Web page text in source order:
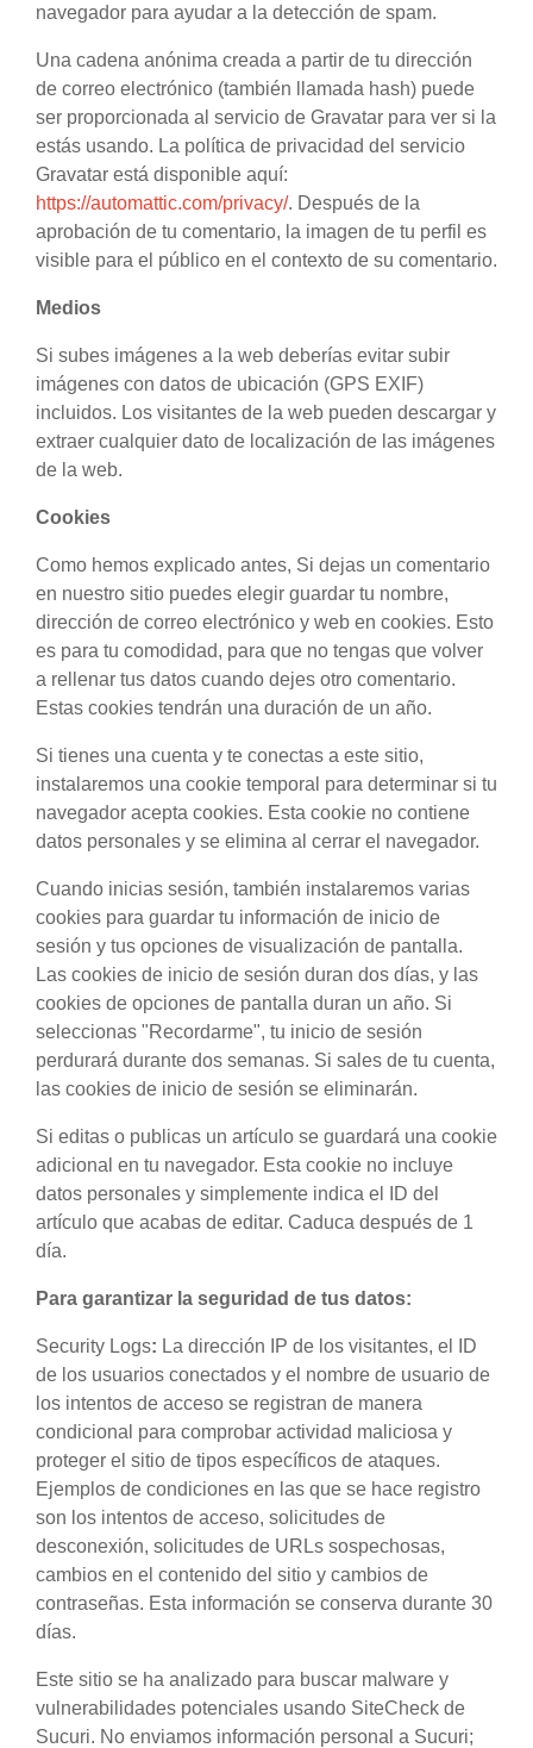
navegador para ayudar a la detección de spam.
Una cadena anónima creada a partir de tu dirección
de correo electrónico (también llamada hash) puede
ser proporcionada al servicio de Gravatar para ver si la
estás usando. La política de privacidad del servicio
Gravatar está disponible aquí:
https://automattic.com/privacy/. Después de la
aprobación de tu comentario, la imagen de tu perfil es
visible para el público en el contexto de su comentario.
Medios
Si subes imágenes a la web deberías evitar subir
imágenes con datos de ubicación (GPS EXIF)
incluidos. Los visitantes de la web pueden descargar y
extraer cualquier dato de localización de las imágenes
de la web.
Cookies
Como hemos explicado antes, Si dejas un comentario
en nuestro sitio puedes elegir guardar tu nombre,
dirección de correo electrónico y web en cookies. Esto
es para tu comodidad, para que no tengas que volver
a rellenar tus datos cuando dejes otro comentario.
Estas cookies tendrán una duración de un año.
Si tienes una cuenta y te conectas a este sitio,
instalaremos una cookie temporal para determinar si tu
navegador acepta cookies. Esta cookie no contiene
datos personales y se elimina al cerrar el navegador.
Cuando inicias sesión, también instalaremos varias
cookies para guardar tu información de inicio de
sesión y tus opciones de visualización de pantalla.
Las cookies de inicio de sesión duran dos días, y las
cookies de opciones de pantalla duran un año. Si
seleccionas "Recordarme", tu inicio de sesión
perdurará durante dos semanas. Si sales de tu cuenta,
las cookies de inicio de sesión se eliminarán.
Si editas o publicas un artículo se guardará una cookie
adicional en tu navegador. Esta cookie no incluye
datos personales y simplemente indica el ID del
artículo que acabas de editar. Caduca después de 1
día.
Para garantizar la seguridad de tus datos:
Security Logs: La dirección IP de los visitantes, el ID
de los usuarios conectados y el nombre de usuario de
los intentos de acceso se registran de manera
condicional para comprobar actividad maliciosa y
proteger el sitio de tipos específicos de ataques.
Ejemplos de condiciones en las que se hace registro
son los intentos de acceso, solicitudes de
desconexión, solicitudes de URLs sospechosas,
cambios en el contenido del sitio y cambios de
contraseñas. Esta información se conserva durante 30
días.
Este sitio se ha analizado para buscar malware y
vulnerabilidades potenciales usando SiteCheck de
Sucuri. No enviamos información personal a Sucuri;